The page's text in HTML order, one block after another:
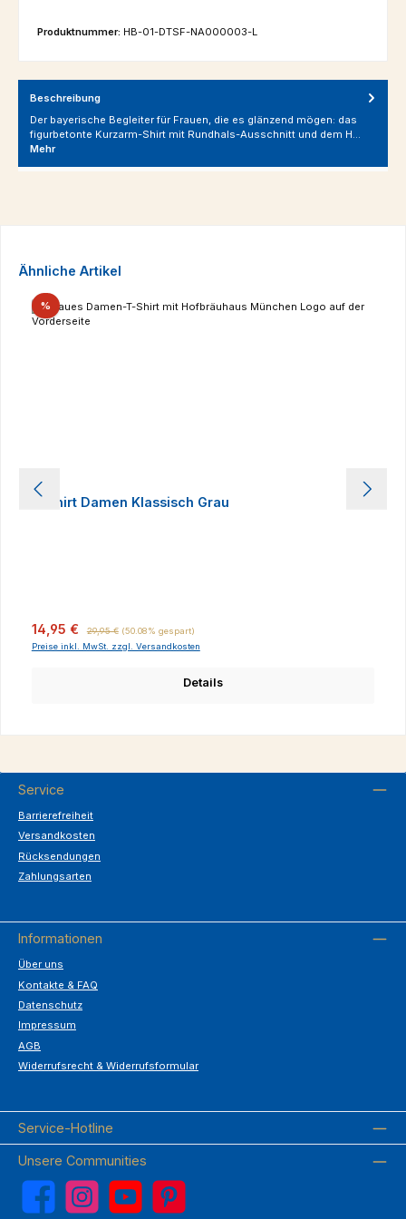
Produktnummer: HB-01-DTSF-NA000003-L
Beschreibung
Der bayerische Begleiter für Frauen, die es glänzend mögen: das
figurbetonte Kurzarm-Shirt mit Rundhals-Ausschnitt und dem H…
Mehr
Produktgalerie überspringen
Ähnliche Artikel
%Rabatt
T-Shirt Damen Klassisch Grau
Verkaufspreis:
14,95 € 29,95 € (50.08% gespart)
Preise inkl. MwSt. zzgl. Versandkosten
Details
Service
Barrierefreiheit
Versandkosten
Rücksendungen
Zahlungsarten
Informationen
Über uns
Kontakte & FAQ
Datenschutz
Impressum
AGB
Widerrufsrecht & Widerrufsformular
Service-Hotline
Unsere Communities
Facebook Instagram YouTube Pinterest